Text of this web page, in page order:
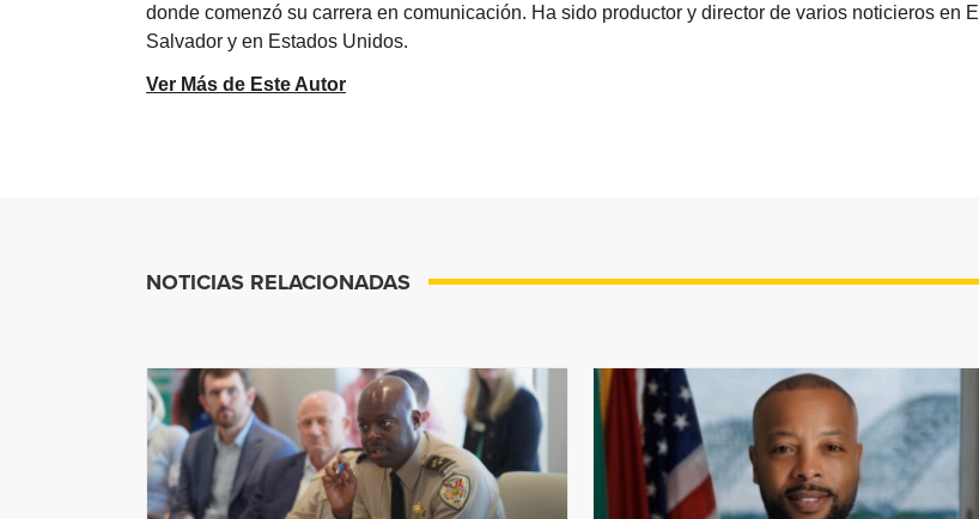
donde comenzó su carrera en comunicación. Ha sido productor y director de varios noticieros en El
Salvador y en Estados Unidos.
Ver Más de Este Autor
NOTICIAS RELACIONADAS